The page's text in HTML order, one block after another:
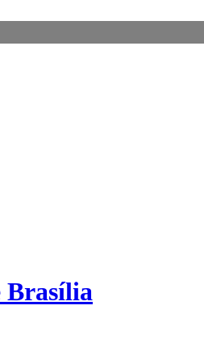
Brasília